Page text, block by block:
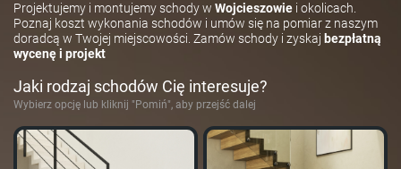
Projektujemy i montujemy schody w Wojcieszowie i okolicach.
Poznaj koszt wykonania schodów i umów się na pomiar z naszym
doradcą w Twojej miejscowości. Zamów schody i zyskaj bezpłatną
wycenę i projekt
Jaki rodzaj schodów Cię interesuje?
Wybierz opcję lub kliknij "Pomiń", aby przejść dalej